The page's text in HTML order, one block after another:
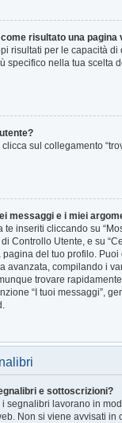
risultato una pagina
risultati per le capacità di
specifico nella tua scelta
sul collegamento
messaggi e i miei
te inseriti cliccando su
Controllo Utente, e su
pagina del tuo profilo.
avanzata, compilando i
trovare
“I tuoi messaggi”,
e sottoscrizioni?
i segnalibri lavorano in
Non si viene avvisati in